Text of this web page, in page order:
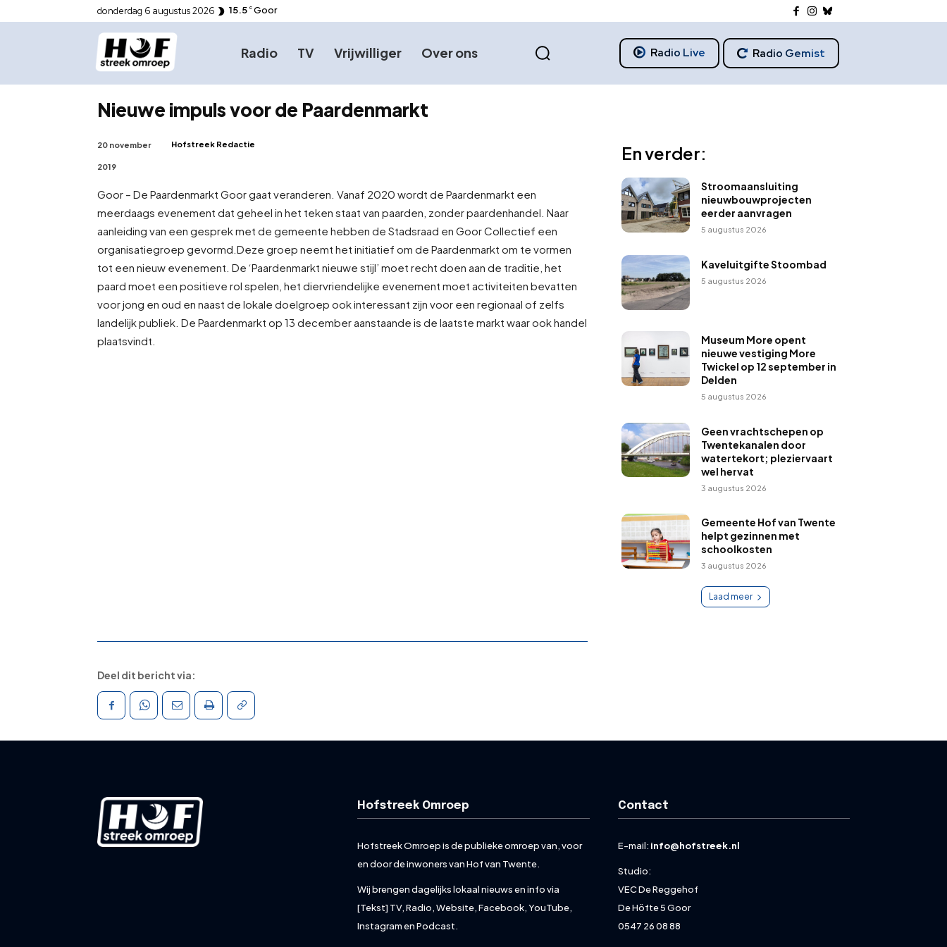
donderdag 6 augustus 2026 15.5 C Goor
Radio TV Vrijwilliger Over ons Radio Live Radio Gemist
Nieuwe impuls voor de Paardenmarkt
20 november
2019
Hofstreek Redactie
Goor – De Paardenmarkt Goor gaat veranderen. Vanaf 2020 wordt de Paardenmarkt een
meerdaags evenement dat geheel in het teken staat van paarden, zonder paardenhandel. Naar
aanleiding van een gesprek met de gemeente hebben de Stadsraad en Goor Collectief een
organisatiegroep gevormd. Deze groep neemt het initiatief om de Paardenmarkt om te vormen
tot een nieuw evenement. De ‘Paardenmarkt nieuwe stijl’ moet recht doen aan de traditie, het
paard moet een positieve rol spelen, het diervriendelijke evenement moet activiteiten bevatten
voor jong en oud en naast de lokale doelgroep ook interessant zijn voor een regionaal of zelfs
landelijk publiek. De Paardenmarkt op 13 december aanstaande is de laatste markt waar ook handel
plaatsvindt.
En verder:
Stroomaansluiting
nieuwbouwprojecten
eerder aanvragen
5 augustus 2026
Kaveluitgifte Stoombad
5 augustus 2026
Museum More opent
nieuwe vestiging More
Twickel op 12 september in
Delden
5 augustus 2026
Geen vrachtschepen op
Twentekanalen door
watertekort; pleziervaart
wel hervat
3 augustus 2026
Gemeente Hof van Twente
helpt gezinnen met
schoolkosten
3 augustus 2026
Laad meer
Deel dit bericht via:
Hofstreek Omroep
Hofstreek Omroep is de publieke omroep van, voor
en door de inwoners van Hof van Twente.
Wij brengen dagelijks lokaal nieuws en info via
[Tekst] TV, Radio, Website, Facebook, YouTube,
Instagram en Podcast.
Contact
E-mail: info@hofstreek.nl
Studio:
VEC De Reggehof
De Höfte 5 Goor
0547 26 08 88